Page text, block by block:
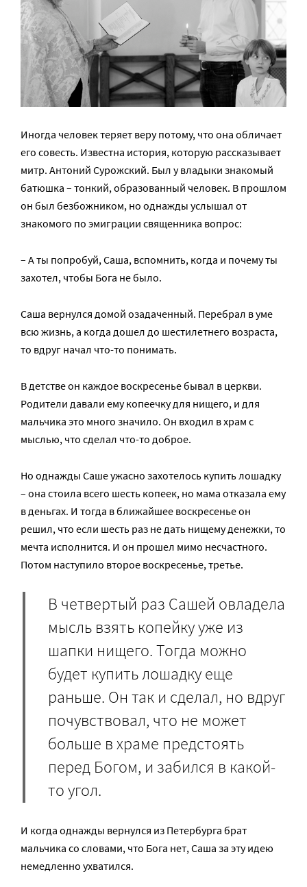
Иногда человек теряет веру потому, что она обличает
его совесть. Известна история, которую рассказывает
митр. Антоний Сурожский. Был у владыки знакомый
батюшка – тонкий, образованный человек. В прошлом
он был безбожником, но однажды услышал от
знакомого по эмиграции священника вопрос:
– А ты попробуй, Саша, вспомнить, когда и почему ты
захотел, чтобы Бога не было.
Саша вернулся домой озадаченный. Перебрал в уме
всю жизнь, а когда дошел до шестилетнего возраста,
то вдруг начал что-то понимать.
В детстве он каждое воскресенье бывал в церкви.
Родители давали ему копеечку для нищего, и для
мальчика это много значило. Он входил в храм с
мыслью, что сделал что-то доброе.
Но однажды Саше ужасно захотелось купить лошадку
– она стоила всего шесть копеек, но мама отказала ему
в деньгах. И тогда в ближайшее воскресенье он
решил, что если шесть раз не дать нищему денежки, то
мечта исполнится. И он прошел мимо несчастного.
Потом наступило второе воскресенье, третье.
В четвертый раз Сашей овладела
мысль взять копейку уже из
шапки нищего. Тогда можно
будет купить лошадку еще
раньше. Он так и сделал, но вдруг
почувствовал, что не может
больше в храме предстоять
перед Богом, и забился в какой-
то угол.
И когда однажды вернулся из Петербурга брат
мальчика со словами, что Бога нет, Саша за эту идею
немедленно ухватился.